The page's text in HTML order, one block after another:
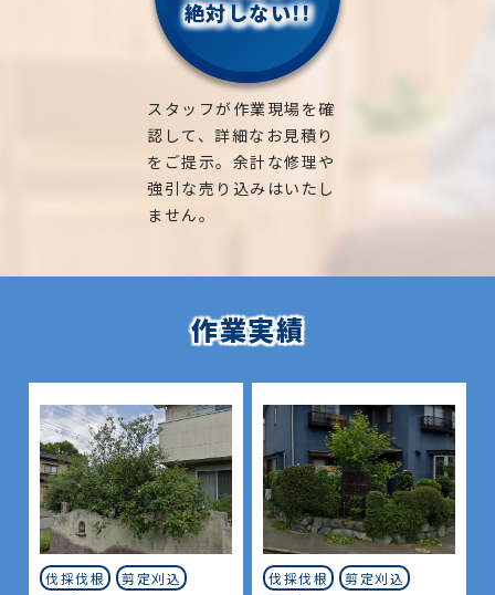
絶対しない!!
スタッフが作業現場を確
認して、詳細なお見積り
をご提示。余計な修理や
強引な売り込みはいたし
ません。
作業実績
伐採伐根
剪定刈込
伐採伐根
剪定刈込